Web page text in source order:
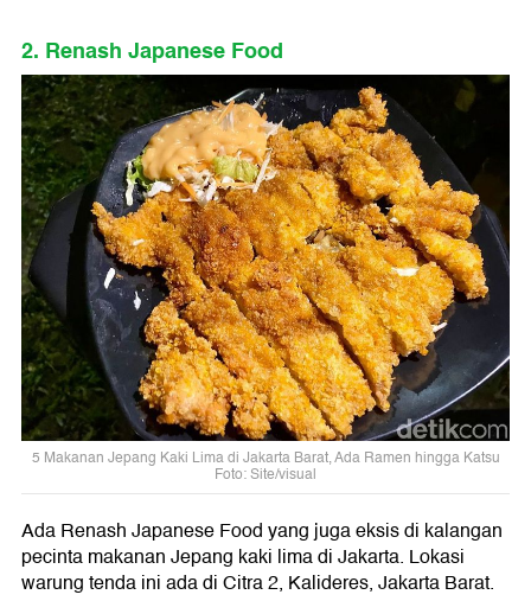
2. Renash Japanese Food
5 Makanan Jepang Kaki Lima di Jakarta Barat, Ada Ramen hingga Katsu
Foto: Site/visual
Ada Renash Japanese Food yang juga eksis di kalangan
pecinta makanan Jepang kaki lima di Jakarta. Lokasi
warung tenda ini ada di Citra 2, Kalideres, Jakarta Barat.